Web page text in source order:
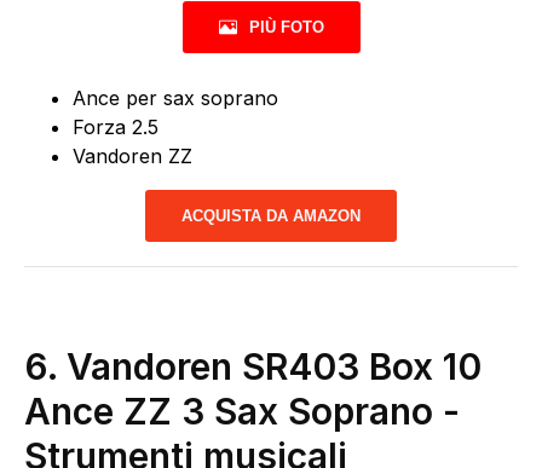
PIÙ FOTO
Ance per sax soprano
Forza 2.5
Vandoren ZZ
ACQUISTA DA AMAZON
6. Vandoren SR403 Box 10
Ance ZZ 3 Sax Soprano -
Strumenti musicali